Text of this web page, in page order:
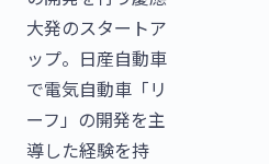
大発のスタートア
ップ。日産自動車
で電気自動車「リ
ーフ」の開発を主
導した経験を持